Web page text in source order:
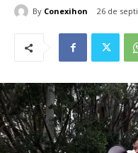
By Conexihon 26 de